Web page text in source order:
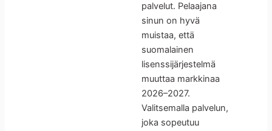
palvelut. Pelaajana
sinun on hyvä
muistaa, että
suomalainen
lisenssijärjestelmä
muuttaa markkinaa
2026–2027.
Valitsemalla palvelun,
joka sopeutuu